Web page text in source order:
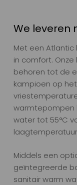
We leveren
Met een
in comfort.
behoren tot de
kampioen op
warmtepompen
water tot 55°C
Middels een
geïntegreerde
sanitair warm